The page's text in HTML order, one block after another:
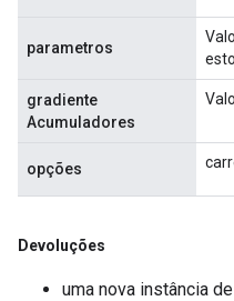
parametros
gradiente
Acumuladores
opções
Devoluções
uma nova instância de